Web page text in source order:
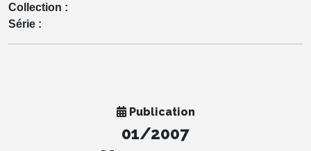
Collection :
Série :
Publication
01/2007